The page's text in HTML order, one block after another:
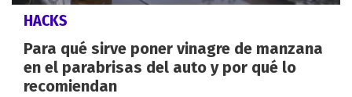
HACKS
Para qué sirve poner vinagre de manzana
en el parabrisas del auto y por qué lo
recomiendan